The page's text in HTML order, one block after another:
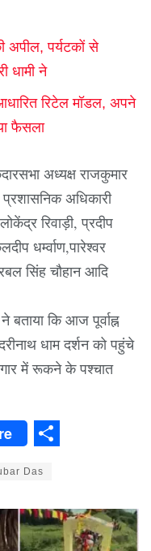
अपील, पर्यटकों से
धामी ने
रिटेल मॉडल, अपने
फैसला
अध्यक्ष राजकुमार
प्रशासनिक अधिकारी
रिवाड़ी, प्रदीप
धर्म्वाण,पारेश्वर
सिंह चौहान आदि
बताया कि आज पूर्वाह्न
धाम दर्शन को पहुंचे
में रूकने के पश्चात
Das